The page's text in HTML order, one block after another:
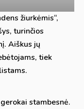
žiurkėmis“,
turinčios
Aiškus jų
tiek
stambesnė.